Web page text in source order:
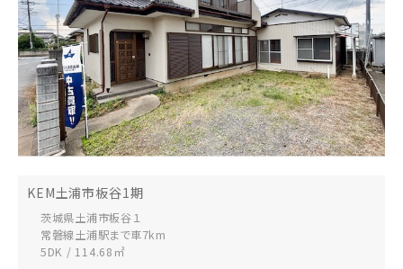
KEM土浦市板谷1期
茨城県土浦市板谷１
常磐線土浦駅まで車7km
5DK / 114.68㎡